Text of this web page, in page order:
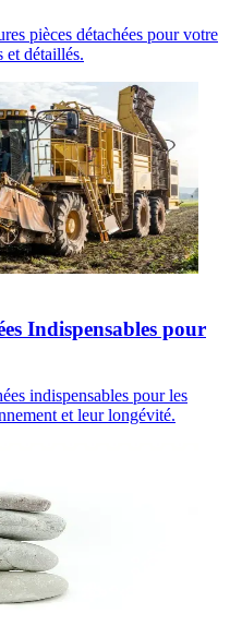
pièces détachées pour votre
et détaillés.
Indispensables pour
indispensables pour les
et leur longévité.